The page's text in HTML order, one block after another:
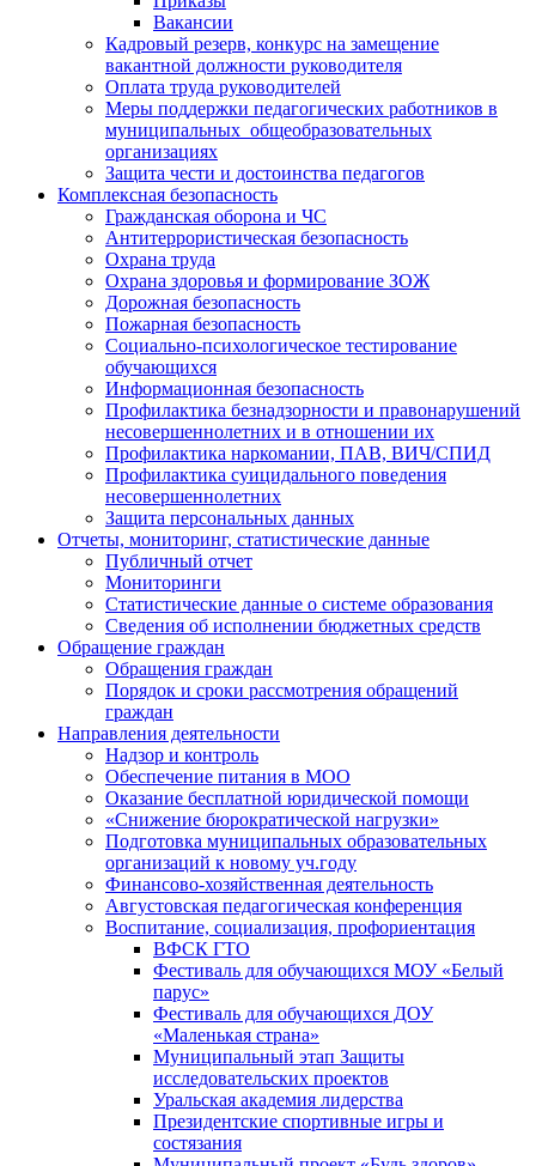
Вакансии
Кадровый резерв, конкурс на замещение
вакантной должности руководителя
Оплата труда руководителей
Меры поддержки педагогических работников в
муниципальных общеобразовательных
организациях
Защита чести и достоинства педагогов
Комплексная безопасность
Гражданская оборона и ЧС
Антитеррористическая безопасность
Охрана труда
Охрана здоровья и формирование ЗОЖ
Дорожная безопасность
Пожарная безопасность
Социально-психологическое тестирование
обучающихся
Информационная безопасность
Профилактика безнадзорности и правонарушений
несовершеннолетних и в отношении их
Профилактика наркомании, ПАВ, ВИЧ/СПИД
Профилактика суицидального поведения
несовершеннолетних
Защита персональных данных
Отчеты, мониторинг, статистические данные
Публичный отчет
Мониторинги
Статистические данные о системе образования
Сведения об исполнении бюджетных средств
Обращение граждан
Обращения граждан
Порядок и сроки рассмотрения обращений
граждан
Направления деятельности
Надзор и контроль
Обеспечение питания в МОО
Оказание бесплатной юридической помощи
«Снижение бюрократической нагрузки»
Подготовка муниципальных образовательных
организаций к новому уч.году
Финансово-хозяйственная деятельность
Августовская педагогическая конференция
Воспитание, социализация, профориентация
ВФСК ГТО
Фестиваль для обучающихся МОУ «Белый
парус»
Фестиваль для обучающихся ДОУ
«Маленькая страна»
Муниципальный этап Защиты
исследовательских проектов
Уральская академия лидерства
Президентские спортивные игры и
состязания